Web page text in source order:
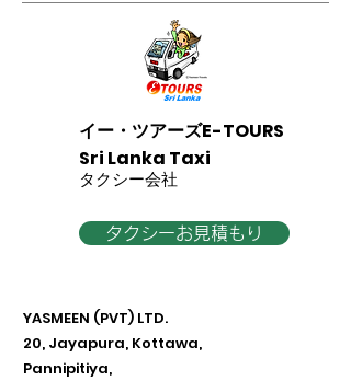
イー・ツアーズE-TOURS
Sri Lanka Taxi
​タクシー会社
タクシーお見積もり
YASMEEN (PVT) LTD.
20, Jayapura, Kottawa,
Pannipitiya,